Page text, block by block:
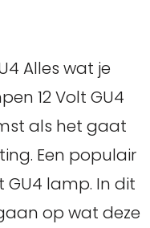
Alles wat je
12 Volt GU4
als het gaat
Een populair
GU4 lamp. In dit
op wat deze